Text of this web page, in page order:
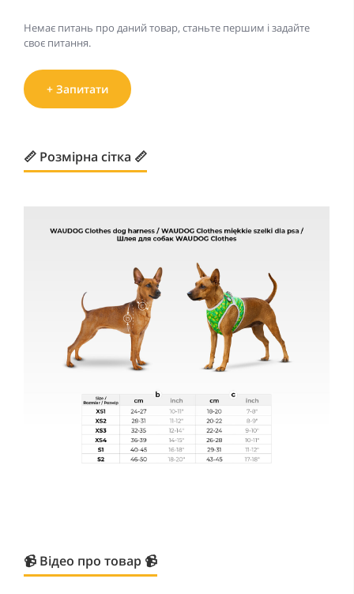
Немає питань про даний товар, станьте першим і задайте
своє питання.
+ Запитати
📏 Розмірна сітка 📏
📹 Відео про товар 📹